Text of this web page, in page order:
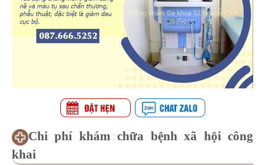
Chi phí khám chữa bệnh xã hội công
khai